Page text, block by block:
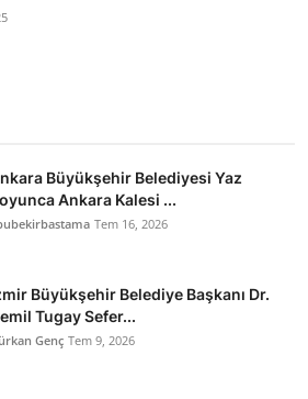
Büyükşehir Belediyesi Yaz
Ankara Kalesi ...
Tem 16, 2026
Büyükşehir Belediye Başkanı Dr.
Tugay Sefer...
Genç Tem 9, 2026